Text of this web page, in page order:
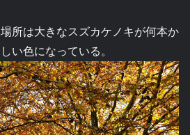
所は大きなスズカケノキが何本か
い色になっている。